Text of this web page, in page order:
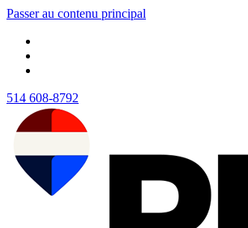
Passer au contenu principal
514 608-8792